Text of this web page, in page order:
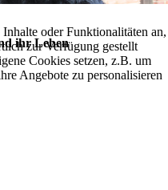
ihr Leben
oder Funktionalitäten an,
zur Verfügung gestellt
Cookies setzen, z.B. um
Angebote zu personalisieren